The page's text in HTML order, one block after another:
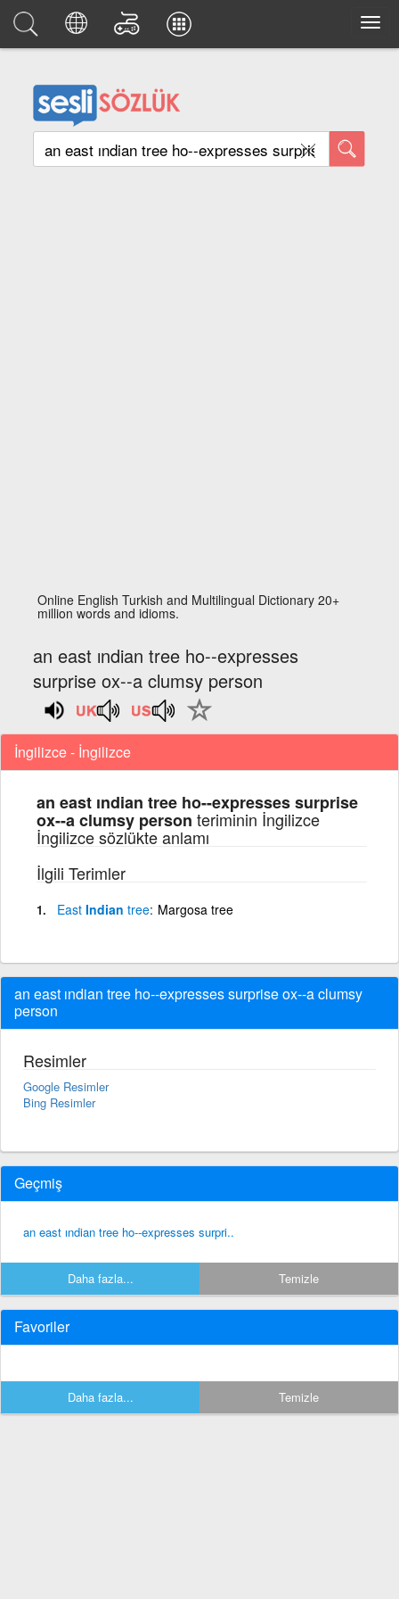
Online English Turkish and Multilingual Dictionary 20+
million words and idioms.
an east ındian tree ho--expresses
surprise ox--a clumsy person
İngilizce - İngilizce
an east ındian tree ho--expresses surprise
ox--a clumsy person teriminin İngilizce
İngilizce sözlükte anlamı
İlgili Terimler
East Indian tree Margosa tree
an east ındian tree ho--expresses surprise ox--a clumsy
person
Resimler
Google Resimler
Bing Resimler
Geçmiş
an east ındian tree ho--expresses surpri..
Daha fazla... Temizle
Favoriler
Daha fazla... Temizle